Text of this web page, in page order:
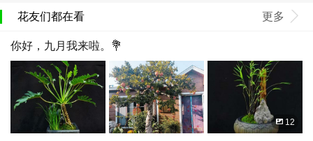
花友们都在看 更多
你好，九月我来啦。💐
12